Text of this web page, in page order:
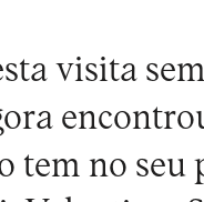
visita
tem no